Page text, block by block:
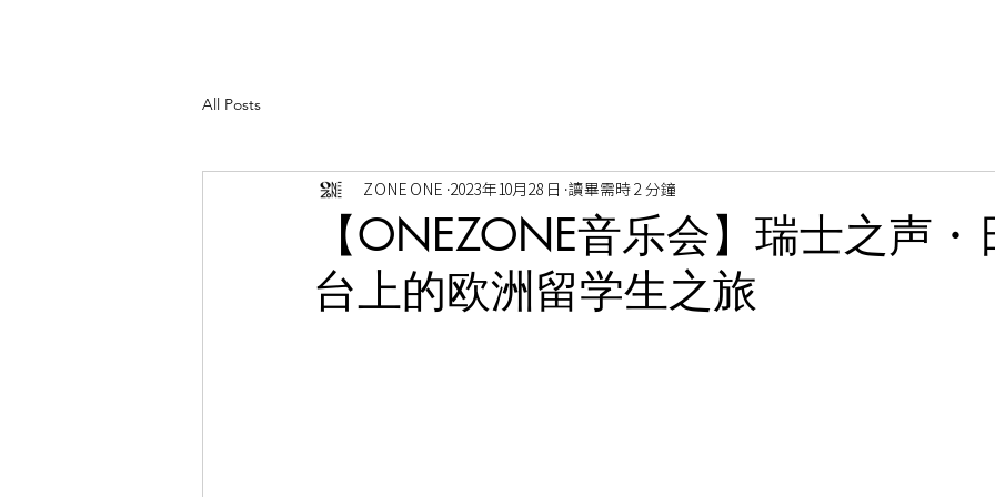
All Posts
【ONEZONE音乐会】瑞士之声
台上的欧洲留学生之旅
ZONE ONE 2023年10月28日 讀畢需時 2 分鐘